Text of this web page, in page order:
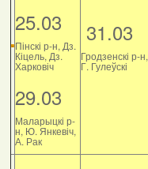
25.03
Пінскі р-н, Дз.
Кіцель, Дз.
Харковіч
29.03
Маларыцкі р-
н, Ю. Янкевіч,
А. Рак
31.03
Гродзенскі р-н,
Г. Гулеўскі